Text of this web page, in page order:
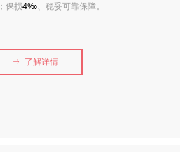
ꁹ 了解详情
；保损4‰、稳妥可靠保障。